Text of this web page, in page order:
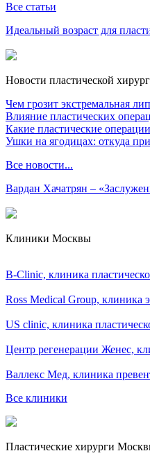
Все статьи
Идеальный возраст для
Новости пластической
Чем грозит экстремальная
Влияние пластических
Какие пластические
Ушки на ягодицах: откуда
Все новости...
Вардан Хачатрян –
Клиники Москвы
B-Clinic, клиника
Ross Medical Group, клиника
US clinic, клиника
Центр регенерации Женес,
Валлекс Мед, клиника
Все клиники
Пластические хирурги